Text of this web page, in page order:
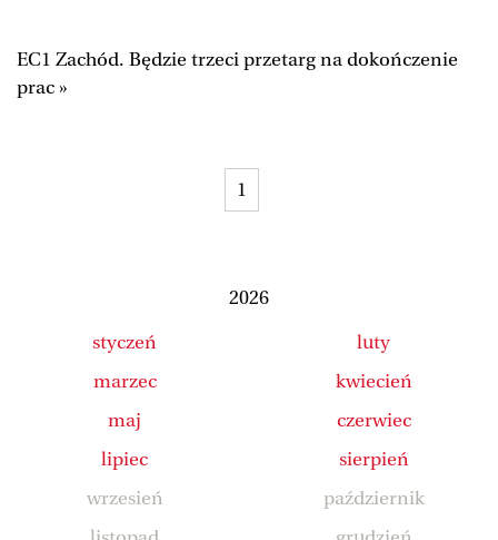
Duży Format Wysokie Obcasy
EC1 Zachód. Będzie trzeci przetarg na dokończenie
prac »
1
2026
styczeń
luty
marzec
kwiecień
maj
czerwiec
lipiec
sierpień
wrzesień
październik